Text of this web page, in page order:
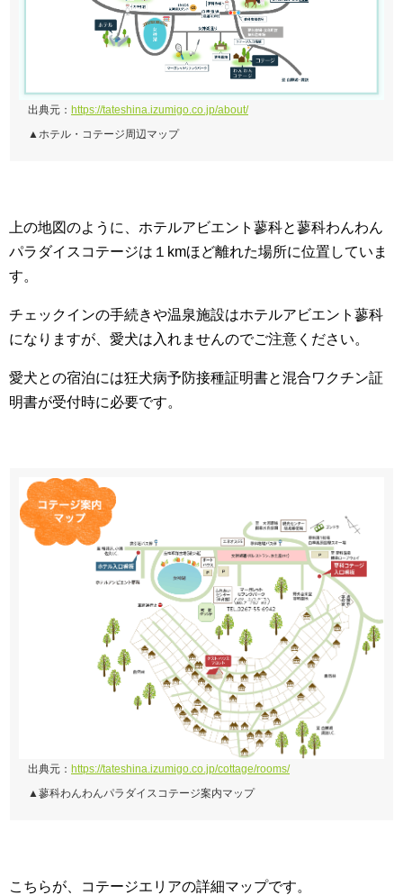
出典元： https://tateshina.izumigo.co.jp/about/
▲ホテル・コテージ周辺マップ
上の地図のように、 ホテルアビエント蓼科と蓼科わんわん
パラダイスコテージは１kmほど離れた場所に位置していま
す。
チェックインの手続きや温泉施設はホテルアビエント蓼科
になりますが、愛犬は入れませんのでご注意ください。
愛犬との宿泊には狂犬病予防接種証明書と混合ワクチン証
明書が受付時に必要です。
出典元： https://tateshina.izumigo.co.jp/cottage/rooms/
▲蓼科わんわんパラダイスコテージ案内マップ
こちらが、コテージエリアの詳細マップです。